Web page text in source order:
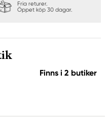
Fria returer.
Öppet köp 30 dagar.
Finns i 2 butiker